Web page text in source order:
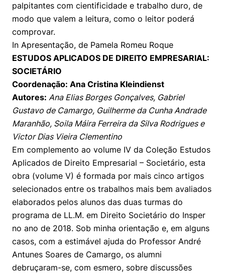
palpitantes com cientificidade e trabalho duro, de
modo que valem a leitura, como o leitor poderá
comprovar.
In Apresentação, de Pamela Romeu Roque
ESTUDOS APLICADOS DE DIREITO EMPRESARIAL:
SOCIETÁRIO
Coordenação: Ana Cristina Kleindienst
Autores: Ana Elias Borges Gonçalves, Gabriel
Gustavo de Camargo, Guilherme da Cunha Andrade
Maranhão, Soila Máira Ferreira da Silva Rodrigues e
Victor Dias Vieira Clementino
Em complemento ao volume IV da Coleção Estudos
Aplicados de Direito Empresarial – Societário, esta
obra (volume V) é formada por mais cinco artigos
selecionados entre os trabalhos mais bem avaliados
elaborados pelos alunos das duas turmas do
programa de LL.M. em Direito Societário do Insper
no ano de 2018. Sob minha orientação e, em alguns
casos, com a estimável ajuda do Professor André
Antunes Soares de Camargo, os alumni
debruçaram-se, com esmero, sobre discussões